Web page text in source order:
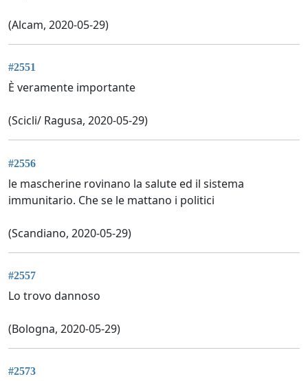
(Alcam, 2020-05-29)
#2551
È veramente importante
(Scicli/ Ragusa, 2020-05-29)
#2556
le mascherine rovinano la salute ed il sistema
immunitario. Che se le mattano i politici
(Scandiano, 2020-05-29)
#2557
Lo trovo dannoso
(Bologna, 2020-05-29)
#2573